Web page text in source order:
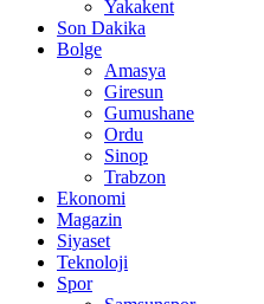
Yakakent
Son Dakika
Bolge
Amasya
Giresun
Gumushane
Ordu
Sinop
Trabzon
Ekonomi
Magazin
Siyaset
Teknoloji
Spor